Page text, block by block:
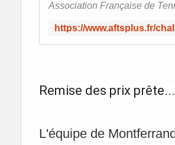
Association Française de
Remise des prix
L'équipe de